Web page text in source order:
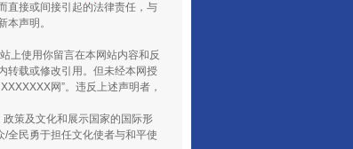
直接或间接引起的法律责任，与
声明。
上使用你留言在本网站内容和反
转载或修改引用。但未经本网授
网”。违反上述声明者，
策及文化和展示国家的国际形
全民勇于担任文化使者与和平使